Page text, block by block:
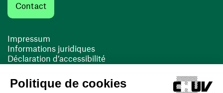
Contact
Impressum
Informations juridiques
Déclaration d’accessibilité
Cookies